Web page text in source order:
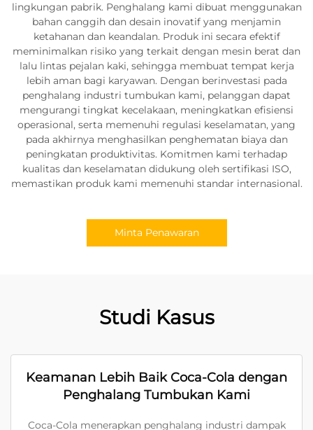
lingkungan pabrik. Penghalang kami dibuat menggunakan
bahan canggih dan desain inovatif yang menjamin
ketahanan dan keandalan. Produk ini secara efektif
meminimalkan risiko yang terkait dengan mesin berat dan
lalu lintas pejalan kaki, sehingga membuat tempat kerja
lebih aman bagi karyawan. Dengan berinvestasi pada
penghalang industri tumbukan kami, pelanggan dapat
mengurangi tingkat kecelakaan, meningkatkan efisiensi
operasional, serta memenuhi regulasi keselamatan, yang
pada akhirnya menghasilkan penghematan biaya dan
peningkatan produktivitas. Komitmen kami terhadap
kualitas dan keselamatan didukung oleh sertifikasi ISO,
memastikan produk kami memenuhi standar internasional.
Minta Penawaran
Studi Kasus
Keamanan Lebih Baik Coca-Cola dengan
Penghalang Tumbukan Kami
Coca-Cola menerapkan penghalang industri dampak